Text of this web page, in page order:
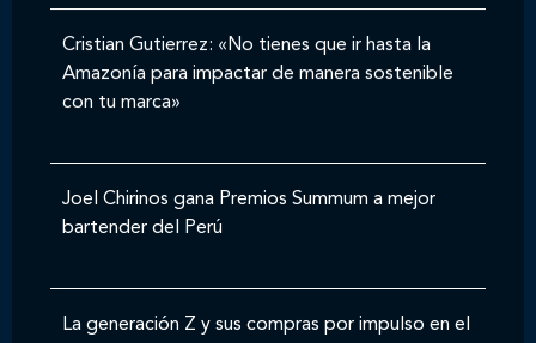
Cristian Gutierrez: «No tienes que ir hasta la
Amazonía para impactar de manera sostenible
con tu marca»
Joel Chirinos gana Premios Summum a mejor
bartender del Perú
La generación Z y sus compras por impulso en el